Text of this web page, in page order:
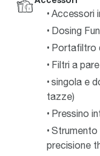
Accessori
Dosing
Portafiltro
Filtri a
singola e
tazze)
Pressino
Strumento
precisione